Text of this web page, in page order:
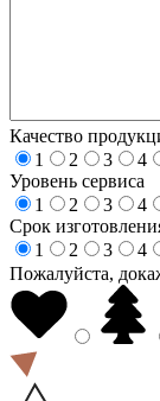
Качество
1
2 3 4
Уровень сервиса
1
2 3 4
Срок
1
2 3 4
Пожалуйста,